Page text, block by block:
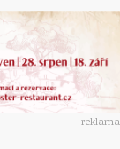
reklama